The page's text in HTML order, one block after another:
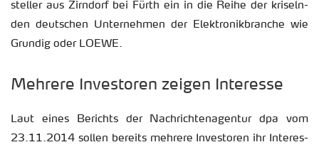
stel­ler aus Zirn­dorf bei Fürth ein in die Reihe der kri­seln­
den deut­schen Un­ter­neh­men der Elek­tro­nik­bran­che wie
Grundig oder LOEWE.
Meh­re­re In­ves­to­ren zei­gen In­ter­es­se
Laut eines Be­richts der Nach­rich­ten­agen­tur dpa vom
23.11.2014 sol­len be­reits meh­re­re In­ves­to­ren ihr In­ter­es­